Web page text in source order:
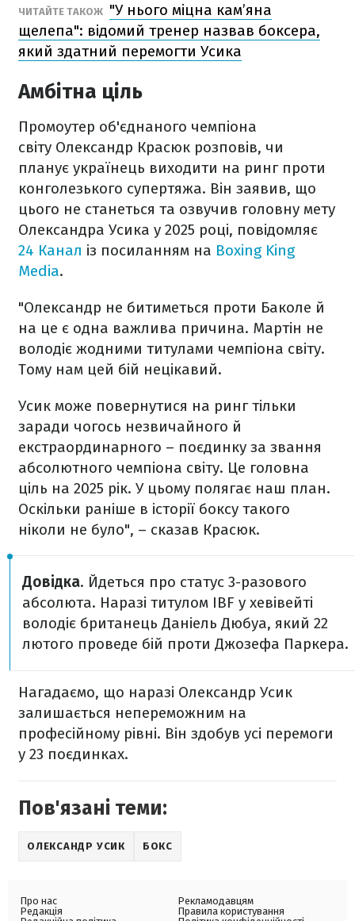
ЧИТАЙТЕ ТАКОЖ "У нього міцна кам’яна
щелепа": відомий тренер назвав боксера,
який здатний перемогти Усика
Амбітна ціль
Промоутер об'єднаного чемпіона
світу Олександр Красюк розповів, чи
планує українець виходити на ринг проти
конголезького супертяжа. Він заявив, що
цього не станеться та озвучив головну мету
Олександра Усика у 2025 році, повідомляє
24 Канал із посиланням на Boxing King
Media.
"Олександр не битиметься проти Баколе й
на це є одна важлива причина. Мартін не
володіє жодними титулами чемпіона світу.
Тому нам цей бій нецікавий.
Усик може повернутися на ринг тільки
заради чогось незвичайного й
екстраординарного – поєдинку за звання
абсолютного чемпіона світу. Це головна
ціль на 2025 рік. У цьому полягає наш план.
Оскільки раніше в історії боксу такого
ніколи не було", – сказав Красюк.
Довідка. Йдеться про статус 3-разового
абсолюта. Наразі титулом IBF у хевівейті
володіє британець Даніель Дюбуа, який 22
лютого проведе бій проти Джозефа Паркера.
Нагадаємо, що наразі Олександр Усик
залишається непереможним на
професійному рівні. Він здобув усі перемоги
у 23 поєдинках.
Пов'язані теми:
ОЛЕКСАНДР УСИК БОКС
Про нас
Редакція
Рекламодавцям
Правила користування